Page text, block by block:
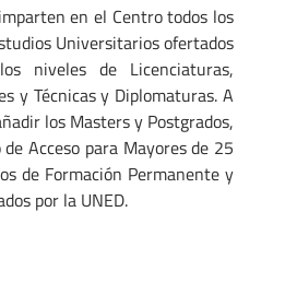
en el Centro todos los
Universitarios ofertados
niveles de Licenciaturas,
y Técnicas y Diplomaturas. A
los Masters y Postgrados,
Acceso para Mayores de 25
de Formación Permanente y
por la UNED.